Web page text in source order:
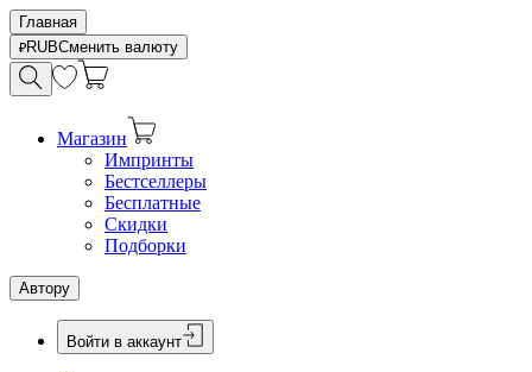
Главная
RUBСменить валюту
Магазин
Импринты
Бестселлеры
Бесплатные
Скидки
Подборки
Автору
Войти в аккаунт